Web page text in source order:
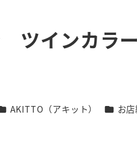
ツインカラ
テゴリー
AKITTO（アキット） カテゴ
お